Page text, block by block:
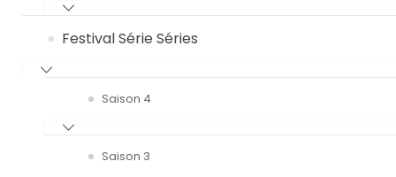
Festival Série Séries
Saison 4
Saison 3